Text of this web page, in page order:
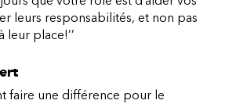
leurs responsabilités, et non pas
leur place!’’
faire une différence pour le